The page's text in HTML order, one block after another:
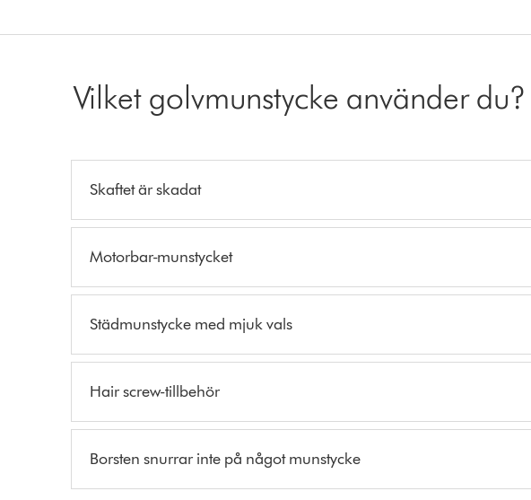
Vilket golvmunstycke använder du?
Skaftet är skadat
Motorbar-munstycket
Städmunstycke med mjuk vals
Hair screw-tillbehör
Borsten snurrar inte på något munstycke